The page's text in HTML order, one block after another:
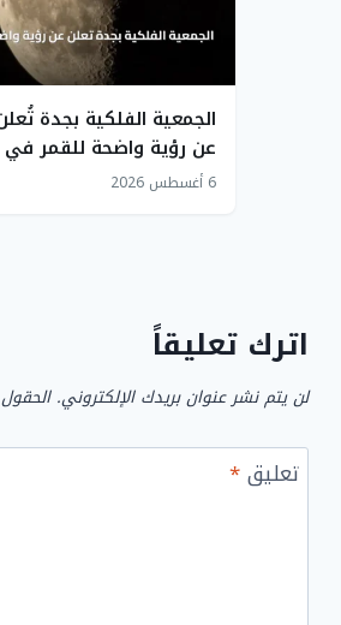
الجمعية الفلكية بجدة
عن رؤية واضحة للقمر في
طور التربيع الأخير فوق
6 أغسطس 2026
اترك تعليقاً
لن يتم نشر عنوان بريدك الإلكتروني.
تعليق*